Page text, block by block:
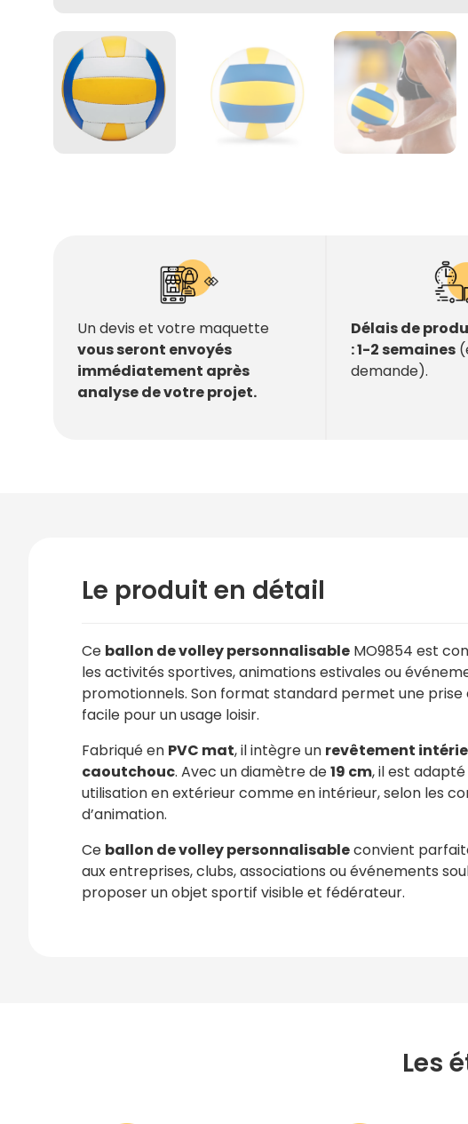
Un devis et votre maquette
vous seront envoyés
immédiatement après
analyse de votre projet.
Délais de
: 1-2 semaines
demande).
Le produit en détail
Ce ballon de volley personnalisable MO9854 est
les activités sportives, animations estivales ou
promotionnels. Son format standard permet une prise
facile pour un usage loisir.
Fabriqué en PVC mat, il intègre un revêtement
caoutchouc. Avec un diamètre de19 cm, il est
utilisation en extérieur comme en intérieur, selon les
d’animation.
Ce ballon de volley personnalisableconvient
aux entreprises, clubs, associations ou événements
proposer un objet sportif visible et fédérateur.
Les